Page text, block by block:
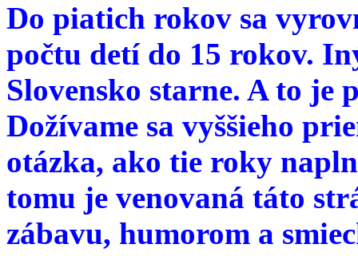
Do piatich rokov sa
počtu detí do 15 rokov.
Slovensko starne. A to je
Dožívame sa vyššieho
otázka, ako tie roky
tomu je venovaná táto
zábavu, humorom a